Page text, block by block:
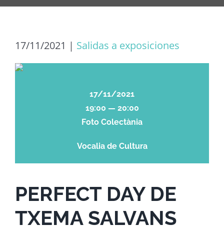
17/11/2021 | Salidas a exposiciones
PERFECT DAY DE
TXEMA SALVANS
17/11/2021
19:00 — 20:00
Foto Colectània
Vocalia de Cultura